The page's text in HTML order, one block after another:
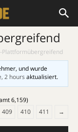
Plattformübergreifend
und wurde
2 hours aktualisiert.
6,159)
409 410 411 →